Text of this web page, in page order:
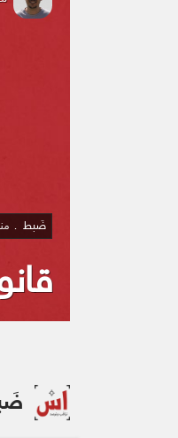
ضَبط منذ 5